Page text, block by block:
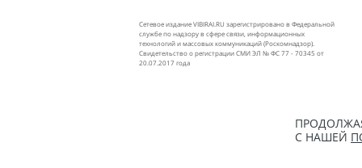
Сетевое издание VIBIRAI.RU зарегистрировано в Федеральной
службе по надзору в сфере связи, информационных
технологий и массовых коммуникаций (Роскомнадзор).
Свидетельство о регистрации СМИ ЭЛ № ФС 77 - 70345 от
20.07.2017 года
С НАШЕЙ